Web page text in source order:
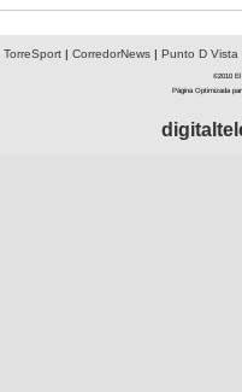
TorreSport| CorredorNews| Punto D Vista
©2010 El
Página Optimizada